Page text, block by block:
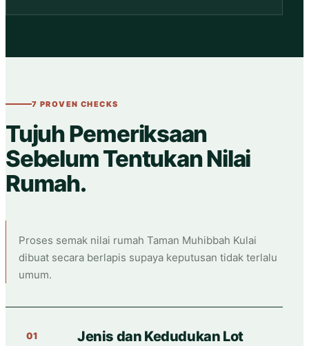
7 PROVEN CHECKS
Tujuh Pemeriksaan
Sebelum Tentukan Nilai
Rumah.
Proses semak nilai rumah Taman Muhibbah Kulai
dibuat secara berlapis supaya keputusan tidak terlalu
umum.
01 Jenis dan Kedudukan Lot